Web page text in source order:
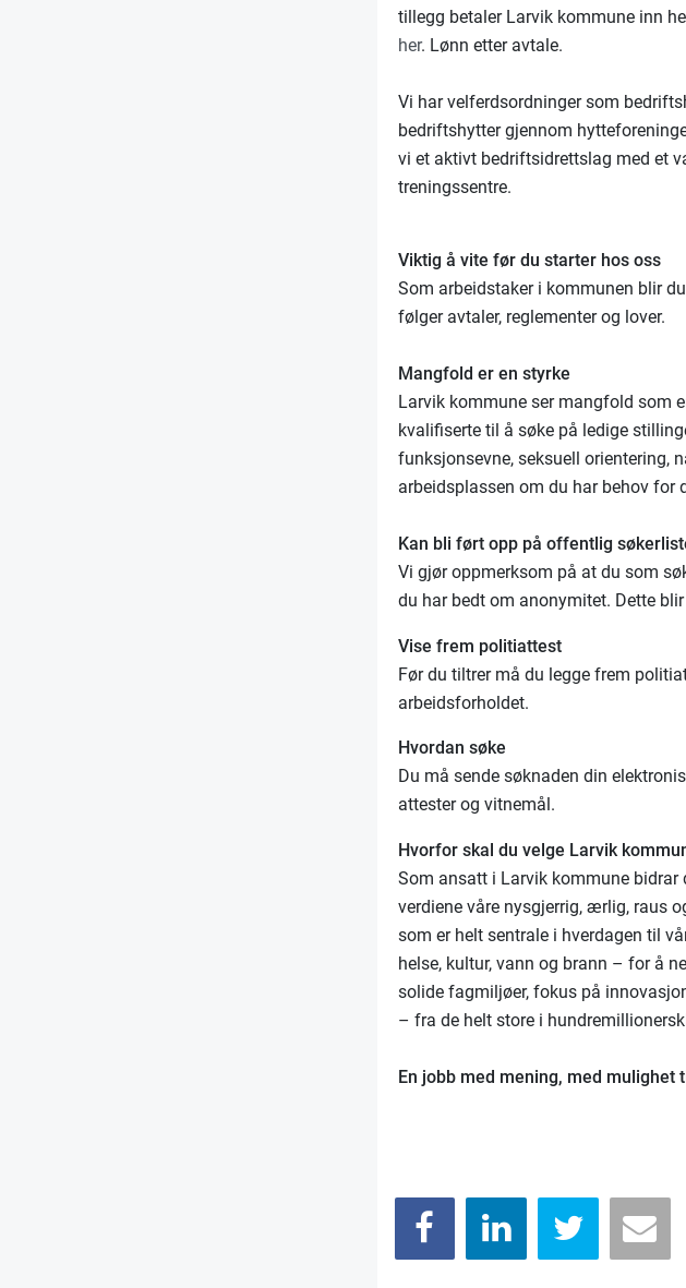
tillegg betaler Larvik kommune inn
her. Lønn etter avtale.
Vi har velferdsordninger som
bedriftshytter gjennom
vi et aktivt bedriftsidrettslag med et
treningssentre.
Viktig å vite før du starter hos oss
Som arbeidstaker i kommunen blir
følger avtaler, reglementer og lover.
Mangfold er en styrke
Larvik kommune ser mangfold som
kvalifiserte til å søke på ledige
funksjonsevne, seksuell orientering,
arbeidsplassen om du har behov for
Kan bli ført opp på offentlig
Vi gjør oppmerksom på at du som
du har bedt om anonymitet. Dette
Vise frem politiattest
Før du tiltrer må du legge frem
arbeidsforholdet.
Hvordan søke
Du må sende søknaden din
attester og vitnemål.
Hvorfor skal du velge Larvik
Som ansatt i Larvik kommune
verdiene våre nysgjerrig, ærlig, raus
som er helt sentrale i hverdagen til
helse, kultur, vann og brann – for å
solide fagmiljøer, fokus på
– fra de helt store i
En jobb med mening, med